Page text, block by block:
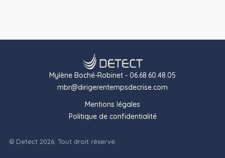
Mylène Boché-Robinet - 06.68.60.48.05
mbr@dirigerentempsdecrise.com
Mentions légales
Politique de confidentialité
© Detect 2026. Tout droit réservé.